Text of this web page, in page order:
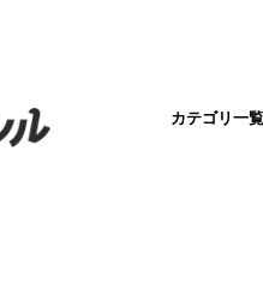
カテゴリ一覧